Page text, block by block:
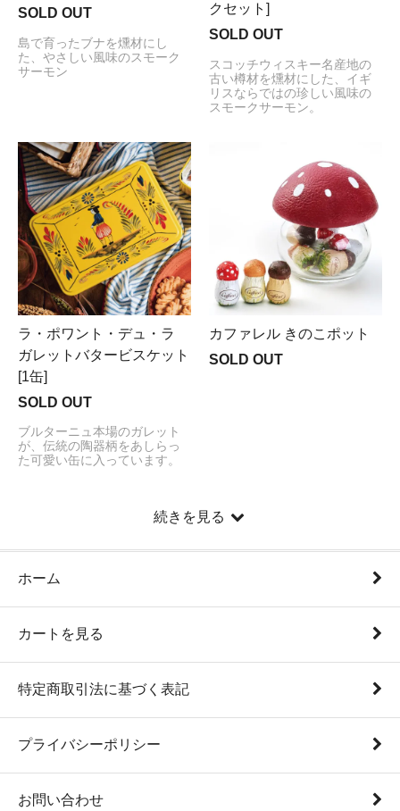
SOLD OUT
島で育ったブナを燻材にし
た、やさしい風味のスモーク
サーモン
クセット]
SOLD OUT
スコッチウィスキー名産地の
古い樽材を燻材にした、イギ
リスならではの珍しい風味の
スモークサーモン。
ラ・ポワント・デュ・ラ
ガレットバタービスケット
[1缶]
SOLD OUT
ブルターニュ本場のガレット
が、伝統の陶器柄をあしらっ
た可愛い缶に入っています。
カファレル きのこポット
SOLD OUT
続きを見る
ホーム
カートを見る
特定商取引法に基づく表記
プライバシーポリシー
お問い合わせ